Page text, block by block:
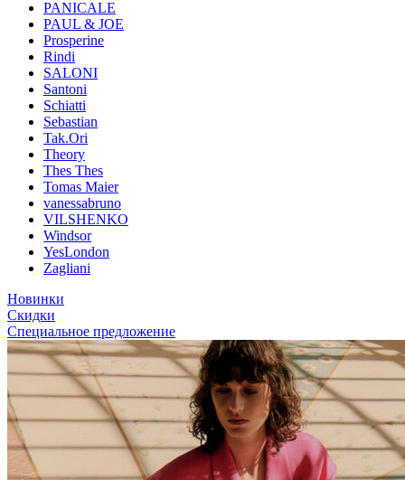
PANICALE
PAUL & JOE
Prosperine
Rindi
SALONI
Santoni
Schiatti
Sebastian
Tak.Ori
Theory
Thes Thes
Tomas Maier
vanessabruno
VILSHENKO
Windsor
YesLondon
Zagliani
Новинки
Скидки
Специальное предложение